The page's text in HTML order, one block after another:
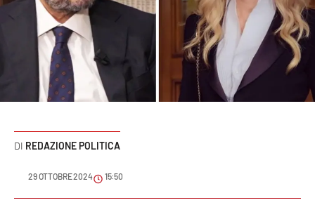
Sanità
Sport
Cultura
REDAZIONE POLITICA
29 OTTOBRE 2024 15:50